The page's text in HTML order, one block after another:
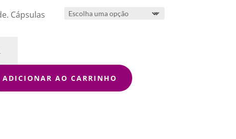
Cápsulas
ADICIONAR AO CARRINHO